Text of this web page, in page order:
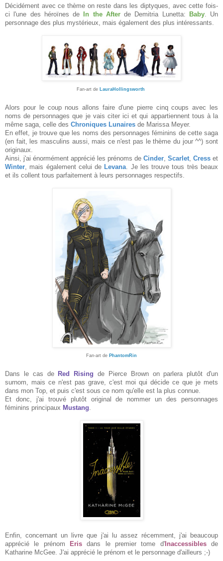
Décidément avec ce thème on reste dans les diptyques, avec cette fois-
ci l'une des héroïnes de
In the Afterde Demitria Lunetta: Baby. Un
personnage des plus mystérieux, mais également des plus intéressants.
Fan-art de LauraHollingsworth
Alors pour le coup nous allons faire d'une pierre cinq coups avec les
noms de personnages que je vais citer ici et qui appartiennent tous à la
même saga, celle des Chroniques Lunaires de Marissa Meyer.
En effet, je trouve que les noms des personnages féminins de cette saga
(en fait, les masculins aussi, mais ce n'est pas le thème du jour ^^) sont
originaux.
Ainsi, j'ai énormément apprécié les prénoms de Cinder Scarlet Cress et
Winter , mais également celui de Levana . Je les trouve tous très beaux
et ils collent tous parfaitement à leurs personnages respectifs.
Fan-art de PhantomRin
Dans le cas de Red Rising de Pierce Brown on parlera plutôt d'un
surnom, mais ce n'est pas grave, c'est moi qui décide ce que je mets
dans mon Top, et puis c'est sous ce nom qu'elle est la plus connue.
Et donc, j'ai trouvé plutôt original de nommer un des personnages
féminins principaux Mustang
Enfin, concernant un livre que j'ai lu assez récemment, j'ai beaucoup
apprécié le prénom
Eris dans le premier tome d'Inaccessiblesde
Katharine McGee. J'ai apprécié le prénom et le personnage d'ailleurs ;-)